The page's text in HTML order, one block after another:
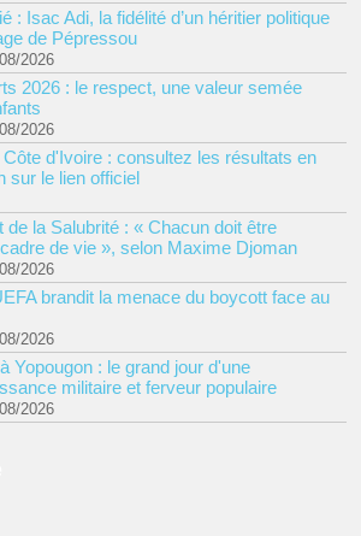
: Isac Adi, la fidélité d’un héritier politique
de Pépressou
2026
2026 : le respect, une valeur semée
2026
d'Ivoire : consultez les résultats en
sur le lien officiel
de la Salubrité : « Chacun doit être
de vie », selon Maxime Djoman
2026
brandit la menace du boycott face au
2026
Yopougon : le grand jour d'une
militaire et ferveur populaire
2026